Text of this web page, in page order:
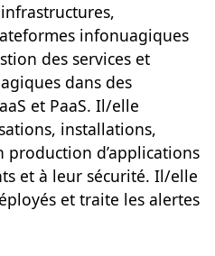
infonuagiques
des services et
dans des
et PaaS. Il/elle
installations,
production d’applications
et à leur sécurité. Il/elle
et traite les alertes